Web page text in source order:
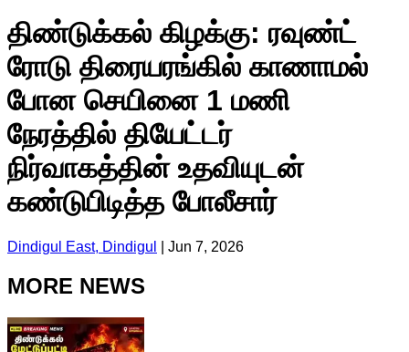
திண்டுக்கல் கிழக்கு: ரவுண்ட்
ரோடு திரையரங்கில் காணாமல்
போன செயினை 1 மணி
நேரத்தில் தியேட்டர்
நிர்வாகத்தின் உதவியுடன்
கண்டுபிடித்த போலீசார்
Dindigul East, Dindigul Jun 7, 2026
MORE NEWS